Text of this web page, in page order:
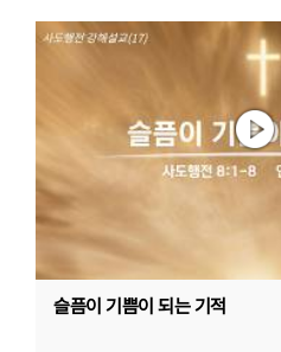
슬픔이 기쁨이 되는 기적